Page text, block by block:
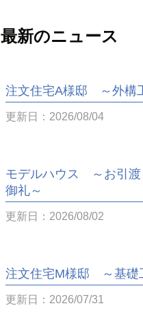
最新のニュース
注文住宅A様邸 ～外構
更新日：2026/08/04
モデルハウス ～お引渡
御礼～
更新日：2026/08/02
注文住宅M様邸 ～基礎
更新日：2026/07/31